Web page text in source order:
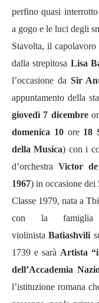
perfino quasi
a gogo e le luci degli
Stavolta, il
dalla strepitosa Lisa
l’occasione da Sir
appuntamento della
giovedì 7 dicembre
domenica 10 ore 18
della Musica) con i
d’orchestra Victor de
1967) in occasione dei
Classe 1979, nata a
con la famiglia
violinista Batiashvili
1739 e sarà Artista
dell’Accademia
l’istituzione romana